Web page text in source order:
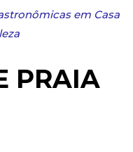
em Casa
PRAIA